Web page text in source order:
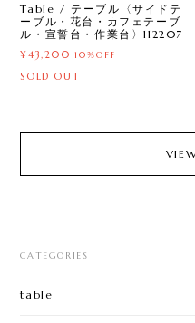
Table / テーブル〈サイドテ
ーブル・花台・カフェテーブ
ル・宣誓台・作業台〉112207
¥43,200 10%OFF
SOLD OUT
CATEGORIES
table